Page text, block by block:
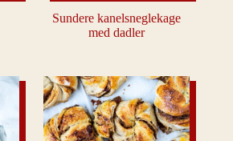
Sundere kanelsneglekage
med dadler